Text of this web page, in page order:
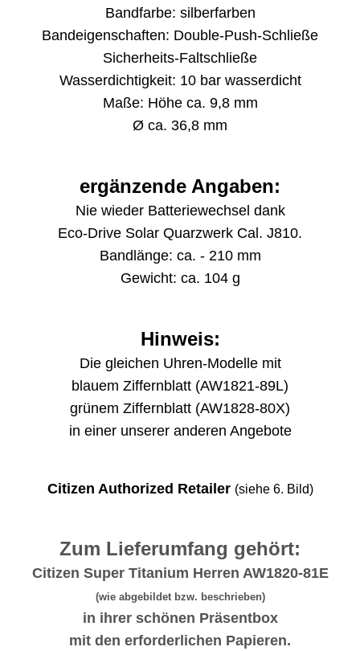
Bandfarbe: silberfarben
Bandeigenschaften: Double-Push-Schließe
Sicherheits-Faltschließe
Wasserdichtigkeit: 10 bar wasserdicht
Maße: Höhe ca. 9,8 mm
Ø ca. 36,8 mm
ergänzende Angaben:
Nie wieder Batteriewechsel dank
Eco-Drive Solar Quarzwerk Cal. J810.
Bandlänge: ca. - 210 mm
Gewicht: ca. 104 g
Hinweis:
Die gleichen Uhren-Modelle mit
blauem Ziffernblatt (AW1821-89L)
grünem Ziffernblatt (AW1828-80X)
in einer unserer anderen Angebote
Citizen Authorized Retailer (siehe 6. Bild)
Zum Lieferumfang gehört:
Citizen Super Titanium Herren AW1820-81E
(wie abgebildet bzw. beschrieben)
in ihrer schönen Präsentbox
mit den erforderlichen Papieren.